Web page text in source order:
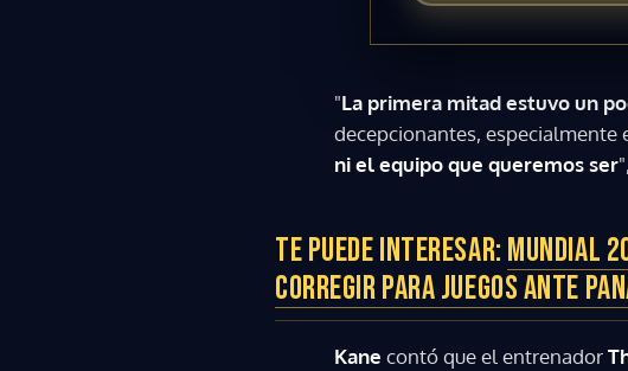
"La primera mitad estuvo un
decepcionantes, especialmente
ni el equipo que queremos ser
TE PUEDE INTERESAR: MUNDIAL
CORREGIR PARA JUEGOS ANTE
Kane contó que el entrenador